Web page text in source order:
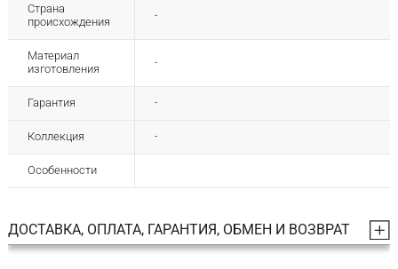
Страна
происхождения
-
Материал
изготовления
-
Гарантия -
Коллекция -
Особенности
ДОСТАВКА, ОПЛАТА, ГАРАНТИЯ, ОБМЕН И ВОЗВРАТ